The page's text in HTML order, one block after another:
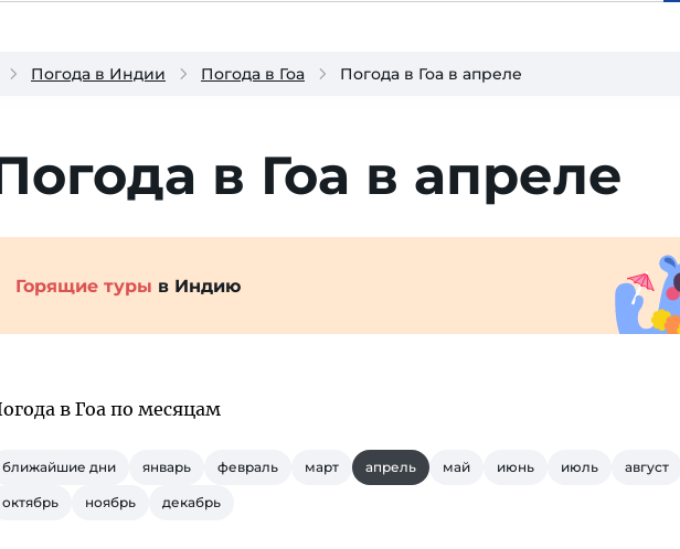
Погода в Индии Погода в Гоа Погода в Гоа в апреле
в Гоа в апреле
Горящие туры в Индию
в Гоа по месяцам
ближайшие дни январь февраль март апрель май июнь июль август
октябрь ноябрь декабрь